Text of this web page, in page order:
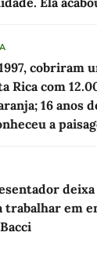
cobriram
Rica com
16 anos
a
deixa
trabalhar em